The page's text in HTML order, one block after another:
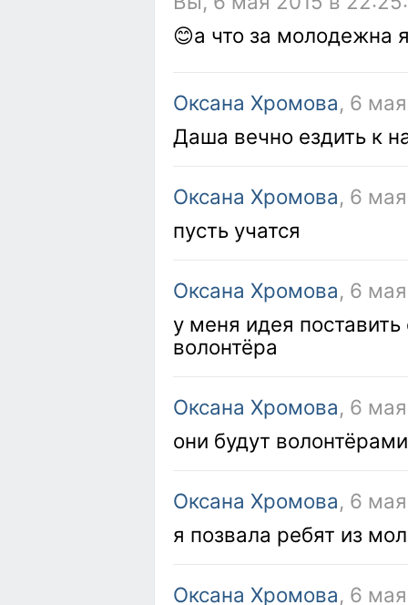
😊а что за молодежна
Оксана Хромова, 6
Даша вечно ездить к
Оксана Хромова, 6
пусть учатся
Оксана Хромова, 6
у меня идея
волонтёра
Оксана Хромова, 6
они будут волонтёрами
Оксана Хромова, 6
я позвала ребят из
Оксана Хромова, 6